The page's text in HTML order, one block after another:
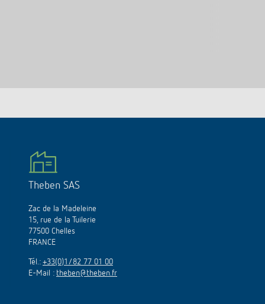
Theben SAS
Zac de la Madeleine
15, rue de la Tuilerie
77500 Chelles
FRANCE
Tél.: +33(0)1/82 77 01 00
E-Mail : theben@theben.fr